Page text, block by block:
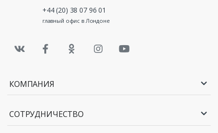
+44 (20) 38 07 96 01
главный офис в Лондоне
КОМПАНИЯ
СОТРУДНИЧЕСТВО